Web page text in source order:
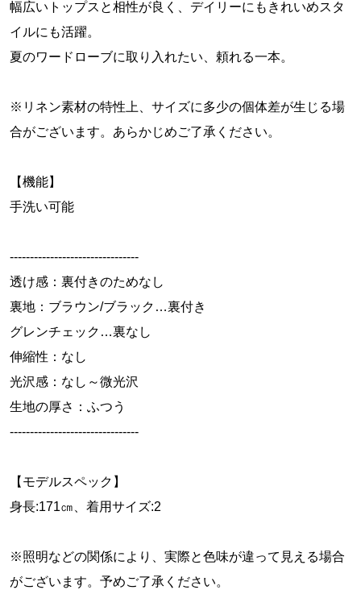
幅広いトップスと相性が良く、デイリーにもきれいめスタ
イルにも活躍。
夏のワードローブに取り入れたい、頼れる一本。
※リネン素材の特性上、サイズに多少の個体差が生じる場
合がございます。あらかじめご了承ください。
【機能】
手洗い可能
--------------------------------
透け感：裏付きのためなし
裏地：ブラウン/ブラック…裏付き
グレンチェック…裏なし
伸縮性：なし
光沢感：なし～微光沢
生地の厚さ：ふつう
--------------------------------
【モデルスペック】
身長:171㎝、着用サイズ:2
※照明などの関係により、実際と色味が違って見える場合
がございます。予めご了承ください。